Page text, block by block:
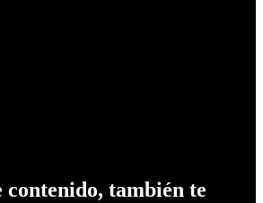
contenido, también te